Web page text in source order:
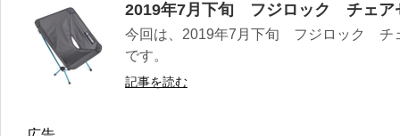
2019年7月下旬 フジロック チェア
今回は、2019年7月下旬 フジロック
です。
記事を読む